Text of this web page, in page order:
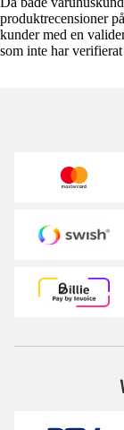
produktrecensioner
kunder med en
som inte har